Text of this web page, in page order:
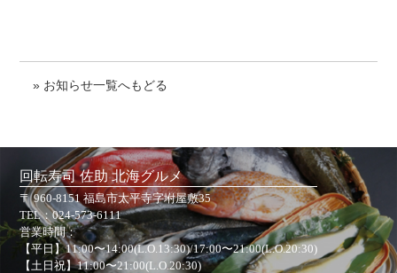
» お知らせ一覧へもどる
回転寿司 佐助 北海グルメ
〒 960-8151 福島市太平寺字坿屋敷35
TEL：024-573-6111
営業時間：
【平日】11:00〜14:00(L.O.13:30)/17:00〜21:00(L.O.20:30)
【土日祝】11:00〜21:00(L.O.20:30)